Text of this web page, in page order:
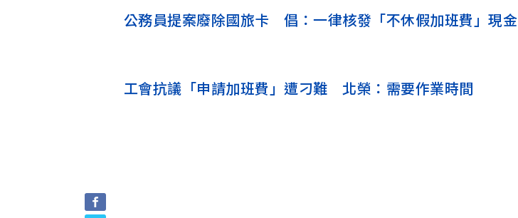
公務員提案廢除國旅卡 倡：一律核發「不休假加班費」現金
工會抗議「申請加班費」遭刁難 北榮：需要作業時間